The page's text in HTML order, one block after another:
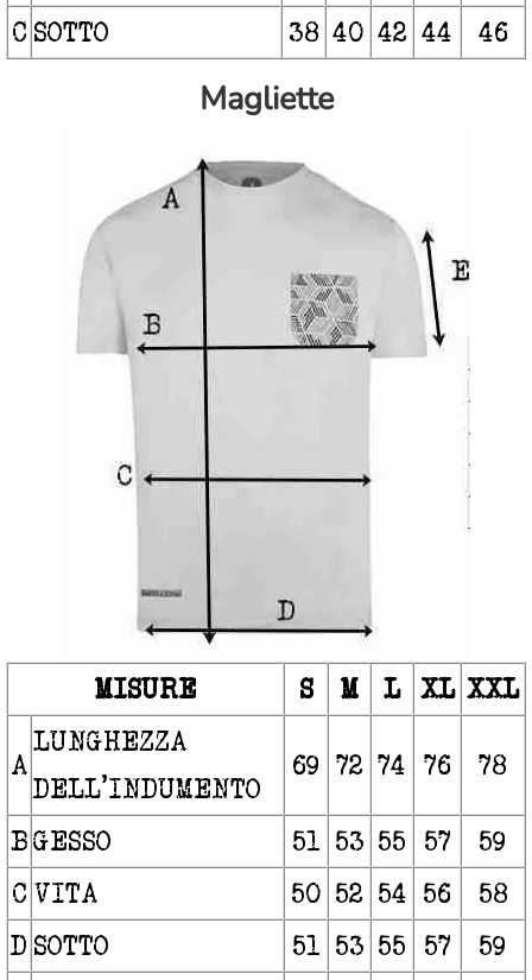
C SOTTO 38 40 42 44 46
Magliette
MISURE S M L XL XXL
A
LUNGHEZZA
DELL’INDUMENTO
69 72 74 76 78
BGESSO 51 53 55 57
59
C VITA 50 52 54 56
58
D SOTTO 51 53 55 57 59